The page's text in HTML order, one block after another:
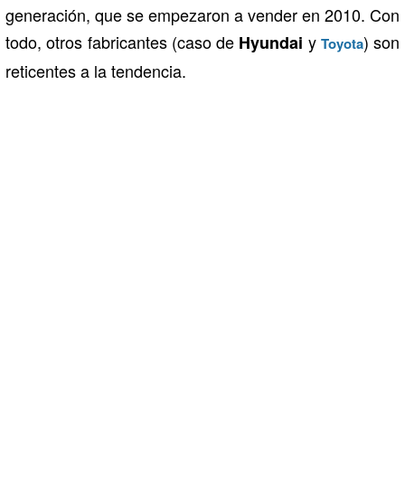
generación, que se empezaron a vender en 2010. Con
todo, otros fabricantes (caso de Hyundai y Toyota) son
reticentes a la tendencia.